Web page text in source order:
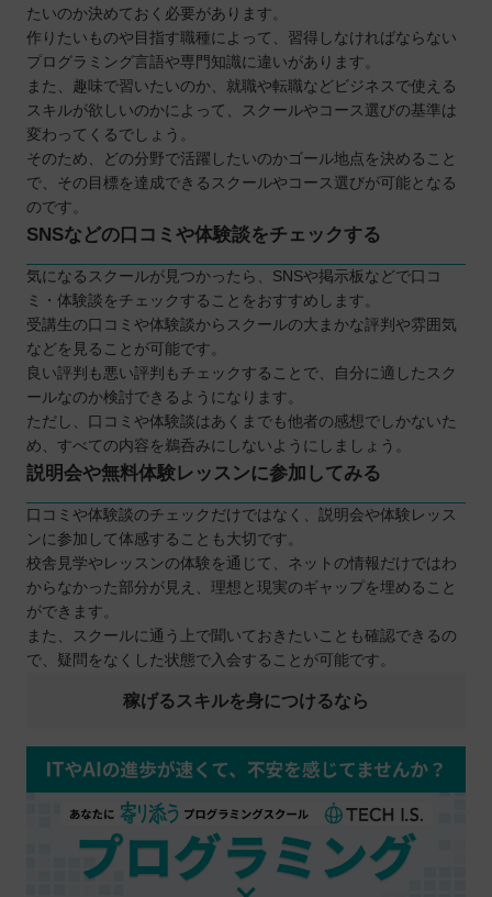
たいのか決めておく必要があります。
作りたいものや目指す職種によって、習得しなければならない
プログラミング言語や専門知識に違いがあります。
また、趣味で習いたいのか、就職や転職などビジネスで使える
スキルが欲しいのかによって、スクールやコース選びの基準は
変わってくるでしょう。
そのため、どの分野で活躍したいのかゴール地点を決めること
で、その目標を達成できるスクールやコース選びが可能となる
のです。
SNSなどの口コミや体験談をチェックする
気になるスクールが見つかったら、SNSや掲示板などで口コ
ミ・体験談をチェックすることをおすすめします。
受講生の口コミや体験談からスクールの大まかな評判や雰囲気
などを見ることが可能です。
良い評判も悪い評判もチェックすることで、自分に適したスク
ールなのか検討できるようになります。
ただし、口コミや体験談はあくまでも他者の感想でしかないた
め、すべての内容を鵜呑みにしないようにしましょう。
説明会や無料体験レッスンに参加してみる
口コミや体験談のチェックだけではなく、説明会や体験レッス
ンに参加して体感することも大切です。
校舎見学やレッスンの体験を通じて、ネットの情報だけではわ
からなかった部分が見え、理想と現実のギャップを埋めること
ができます。
また、スクールに通う上で聞いておきたいことも確認できるの
で、疑問をなくした状態で入会することが可能です。
稼げるスキルを身につけるなら